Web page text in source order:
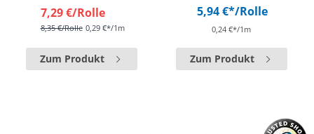
7,29 €/Rolle
8,35 €/Rolle 0,29 €*/1m
Zum Produkt
5,94 €*/Rolle
0,24 €*/1m
Zum Produkt